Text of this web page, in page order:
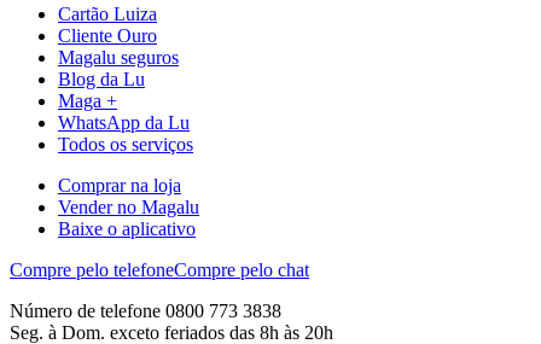
Cartão Luiza
Cliente Ouro
Magalu seguros
Blog da Lu
Maga +
WhatsApp da Lu
Todos os serviços
Comprar na loja
Vender no Magalu
Baixe o aplicativo
Compre pelo telefoneCompre pelo chat
Número de telefone 0800 773 3838
Seg. à Dom. exceto feriados das 8h às 20h